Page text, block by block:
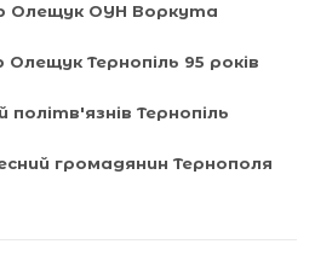
Олещук ОУН Воркута
Олещук Тернопіль 95 років
політв'язнів Тернопіль
громадянин Тернополя